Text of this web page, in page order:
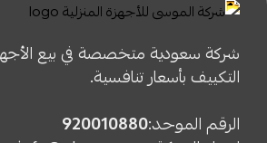
شركة سعودية متخصصة في بيع
التكييف بأسعار تنافسية.
الرقم الموحد:920010880